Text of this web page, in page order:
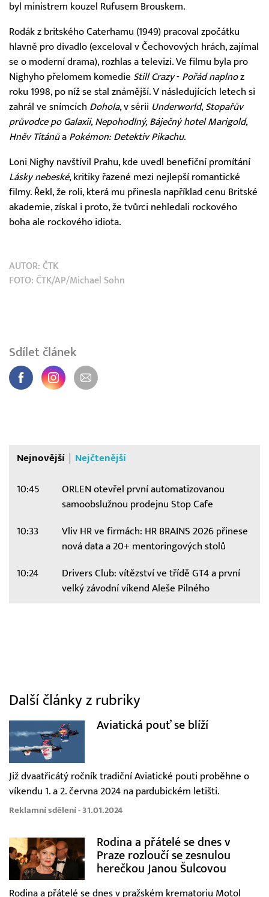
byl ministrem kouzel Rufusem Brouskem.
Rodák z britského Caterhamu (1949) pracoval zpočátku
hlavně pro divadlo (exceloval v Čechovových hrách, zajímal
se o moderní drama), rozhlas a televizi. Ve filmu byla pro
Nighyho přelomem komedie Still Crazy- Pořád naplnoz
roku 1998, po níž se stal známější. V následujících letech si
zahrál ve snímcích Dohola, v sérii Underworld, Stopařův
průvodce po Galaxii, Nepohodlný, Báječný hotel Marigold,
Hněv Titánůa Pokémon: Detektiv Pikachu.
Loni Nighy navštívil Prahu, kde uvedl benefiční promítání
Lásky nebeské, kritiky řazené mezi nejlepší romantické
filmy. Řekl, že roli, která mu přinesla například cenu Britské
akademie, získal i proto, že tvůrci nehledali rockového
boha ale rockového idiota.
AUTOR: ČTK
FOTO: ČTK/AP/Michael Sohn
Sdílet článek
Nejnovější Nejčtenější
10:45
ORLEN otevřel první automatizovanou
samoobslužnou prodejnu Stop Cafe
10:33
Vliv HR ve firmách: HR BRAINS 2026 přinese
nová data a 20+ mentoringových stolů
10:24
Drivers Club: vítězství ve třídě GT4 a první
velký závodní víkend Aleše Pilného
Další články z rubriky
Aviatická pouť se blíží
Již dvaatřicátý ročník tradiční Aviatické pouti proběhne o
víkendu 1. a 2. června 2024 na pardubickém letišti.
Reklamní sdělení - 31.01.2024
Rodina a přátelé se dnes v
Praze rozloučí se zesnulou
herečkou Janou Šulcovou
Rodina a přátelé se dnes v pražském krematoriu Motol